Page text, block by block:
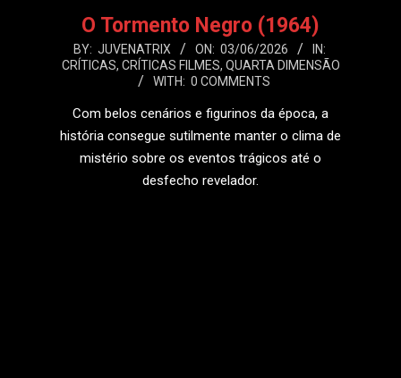
O Tormento Negro (1964)
2026-
06-
BY: JUVENATRIX ON: 03/06/2026
IN:
CRÍTICAS, CRÍTICAS FILMES, QUARTA DIMENSÃO
WITH: 0 COMMENTS
Com belos cenários e figurinos da época, a
história consegue sutilmente manter o clima de
mistério sobre os eventos trágicos até o
desfecho revelador.